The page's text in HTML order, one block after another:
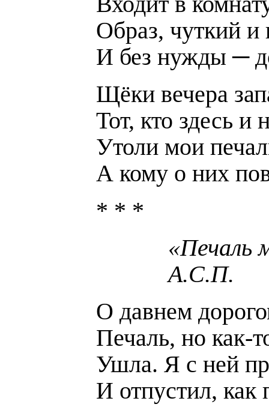
Образ, чуткий и
И без нужды ─
Щёки вечера
Тот, кто здесь и
Утоли мои
А кому о них
* * *
«Печаль
А.С.П.
О давнем
Печаль, но как-
Ушла. Я с ней
И отпустил, как